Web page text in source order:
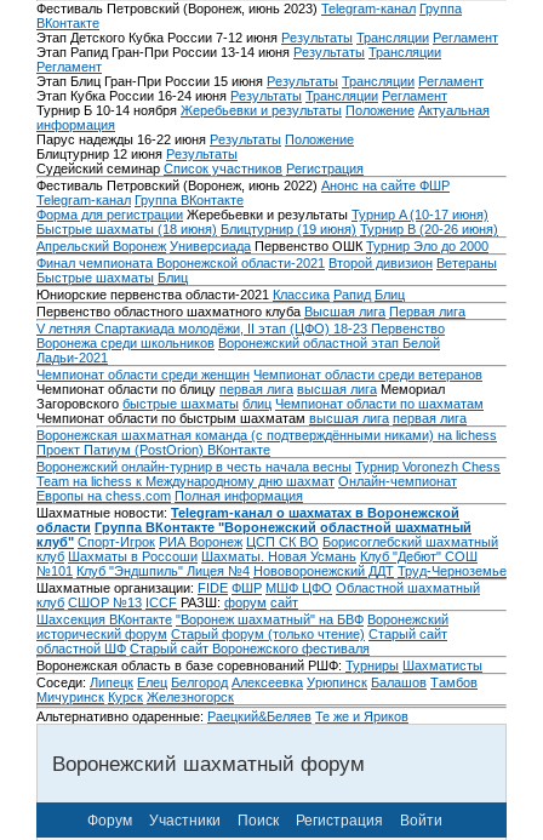
Фестиваль Петровский (Воронеж, июнь 2023) Telegram-канал Группа
ВКонтакте
Этап Детского Кубка России 7-12 июня Результаты Трансляции Регламент
Этап Рапид Гран-При России 13-14 июня Результаты Трансляции
Регламент
Этап Блиц Гран-При России 15 июня Результаты Трансляции Регламент
Этап Кубка России 16-24 июня Результаты Трансляции Регламент
Турнир Б 10-14 ноября Жеребьевки и результаты Положение Актуальная
информация
Парус надежды 16-22 июня Результаты Положение
Блицтурнир 12 июня Результаты
Судейский семинар Список участников Регистрация
Фестиваль Петровский (Воронеж, июнь 2022) Анонс на сайте ФШР
Telegram-канал Группа ВКонтакте
Форма для регистрации Жеребьевки и результаты Турнир A (10-17 июня)
Быстрые шахматы (18 июня) Блицтурнир (19 июня) Турнир B (20-26 июня)
Апрельский Воронеж Универсиада Первенство ОШК Турнир Эло до 2000
Финал чемпионата Воронежской области-2021 Второй дивизион Ветераны
Быстрые шахматы Блиц
Юниорские первенства области-2021 Классика Рапид Блиц
Первенство областного шахматного клуба Высшая лига Первая лига
V летняя Спартакиада молодёжи, II этап (ЦФО) 18-23 Первенство
Воронежа среди школьников Воронежский областной этап Белой
Ладьи-2021
Чемпионат области среди женщин Чемпионат области среди ветеранов
Чемпионат области по блицу первая лига высшая лига Мемориал
Загоровского быстрые шахматы блиц Чемпионат области по шахматам
Чемпионат области по быстрым шахматам высшая лига первая лига
Воронежская шахматная команда (с подтверждёнными никами) на lichess
Проект Патиум (PostOrion) ВКонтакте
Воронежский онлайн-турнир в честь начала весны Турнир Voronezh Chess
Team на lichess к Международному дню шахмат Онлайн-чемпионат
Европы на chess.com Полная информация
Шахматные новости: Telegram-канал о шахматах в Воронежской
области Группа ВКонтакте "Воронежский областной шахматный
клуб" Спорт-Игрок РИА Воронеж ЦСП СК ВО Борисоглебский шахматный
клуб Шахматы в Россоши Шахматы. Новая Усмань Клуб "Дебют" СОШ
№101 Клуб "Эндшпиль" Лицея №4 Нововоронежский ДДТ Труд-Черноземье
Шахматные организации: FIDE ФШР МШФ ЦФО Областной шахматный
клуб СШОР №13 ICCF РАЗШ: форум сайт
Шахсекция ВКонтакте "Воронеж шахматный" на БВФ Воронежский
исторический форум Cтарый форум (только чтение) Старый сайт
областной ШФ Старый сайт Воронежского фестиваля
Воронежская область в базе соревнований РШФ: Турниры Шахматисты
Соседи: Липецк Елец Белгород Алексеевка Урюпинск Балашов Тамбов
Мичуринск Курск Железногорск
Альтернативно одаренные: Раецкий&Беляев Те же и Яриков
Воронежский шахматный форум
Форум Участники Поиск Регистрация Войти